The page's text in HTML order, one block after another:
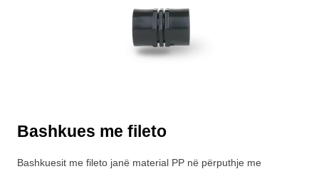
Bashkues me fileto
Bashkuesit me fileto janë material PP në përputhje me